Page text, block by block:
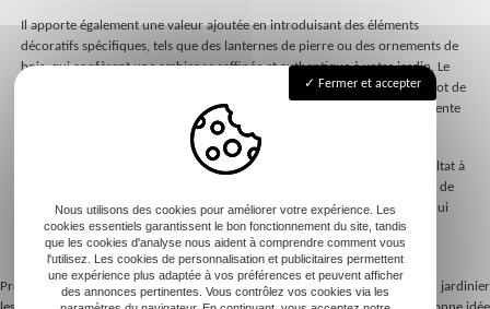
Il apporte également une valeur ajoutée en introduisant des éléments
décoratifs spécifiques, tels que des lanternes de pierre ou des ornements de
bois, qui confèrent une ambiance raffinée et authentique à votre jardin. Le
paysagiste planifie l’entretien régulier indispensable au maintien de cet îlot de
sérénité. Ainsi, vous profiterez d’un espace accueillant qui invite à la détente
et à la contemplation toute l’année.
L’approche personnalisée et créative d’un professionnel garantit un résultat à
la hauteur de vos attentes, en s’inspirant des plus beaux jardins japonais de
Kyoto ou Tokyo. Il devient alors un partenaire indispensable pour ceux qui
souhaitent faire de leur jardin un espace véritablement zen, propice à la
méditation et à la relaxation.
Previous:
Faire appel à un jardinier cesu :
Next: Pourquoi faire appel à un jardinier
Fermer et accepter
Nous utilisons des cookies pour améliorer votre expérience. Les
cookies essentiels garantissent le bon fonctionnement du site, tandis
que les cookies d'analyse nous aident à comprendre comment vous
l'utilisez. Les cookies de personnalisation et publicitaires permettent
une expérience plus adaptée à vos préférences et peuvent afficher
des annonces pertinentes. Vous contrôlez vos cookies via les